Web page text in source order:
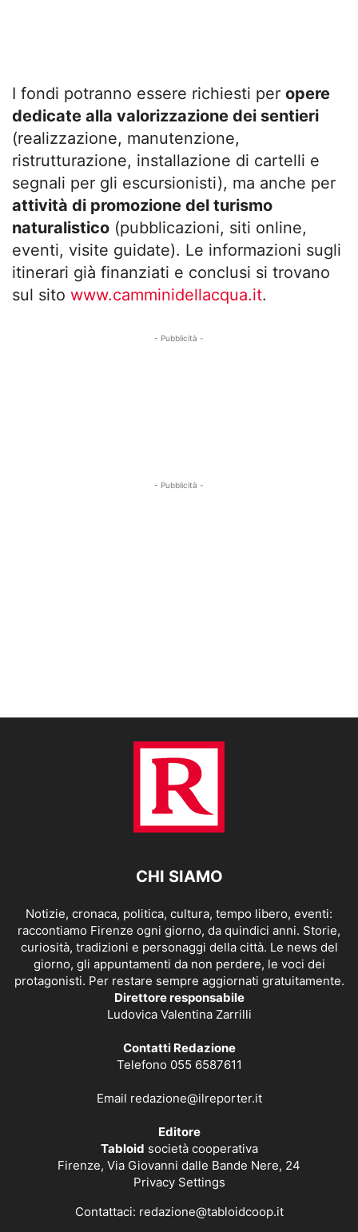
I fondi potranno essere richiesti per opere
dedicate alla valorizzazione dei sentieri
(realizzazione, manutenzione,
ristrutturazione, installazione di cartelli e
segnali per gli escursionisti), ma anche per
attività di promozione del turismo
naturalistico (pubblicazioni, siti online,
eventi, visite guidate). Le informazioni sugli
itinerari già finanziati e conclusi si trovano
sul sito www.camminidellacqua.it.
- Pubblicità -
- Pubblicità -
CHI SIAMO
Notizie, cronaca, politica, cultura, tempo libero, eventi:
raccontiamo Firenze ogni giorno, da quindici anni. Storie,
curiosità, tradizioni e personaggi della città. Le news del
giorno, gli appuntamenti da non perdere, le voci dei
protagonisti. Per restare sempre aggiornati gratuitamente.
Direttore responsabile
Ludovica Valentina Zarrilli
Contatti Redazione
Telefono 055 6587611
Email redazione@ilreporter.it
Editore
Tabloid società cooperativa
Firenze, Via Giovanni dalle Bande Nere, 24
Privacy Settings
Contattaci: redazione@tabloidcoop.it